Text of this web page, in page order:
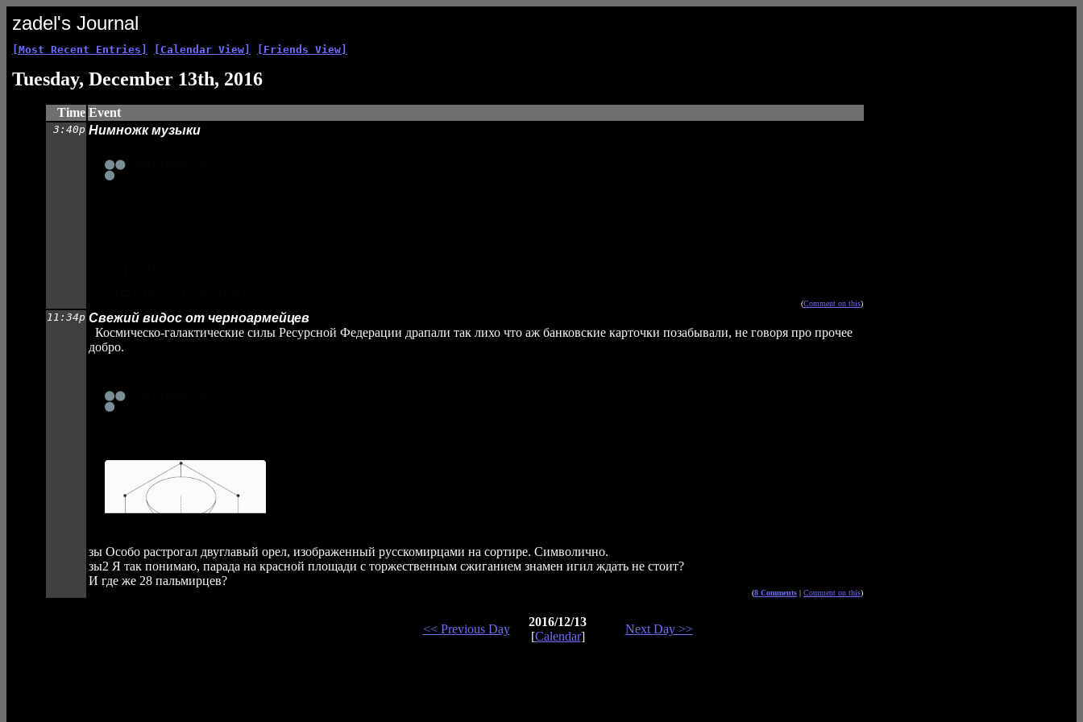
zadel's Journal
[Most Recent Entries] [Calendar View] [Friends View]
Tuesday, December 13th, 2016
Time Event
3:40p Нимножк музыки
(Comment on this)
11:34p Свежий видос от черноармейцев
Космическо-галактические силы Ресурсной Федерации драпали так лихо что аж банковские карточки позабывали, не говоря про прочее
добро.
зы Особо растрогал двуглавый орел, изображенный русскомирцами на сортире. Символично.
зы2 Я так понимаю, парада на красной площади с торжественным сжиганием знамен игил ждать не стоит?
И где же 28 пальмирцев?
(8 Comments | Comment on this)
<< Previous Day
2016/12/13
[Calendar]
Next Day >>